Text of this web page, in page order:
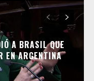
A BRASIL QUE
EN ARGENTINA